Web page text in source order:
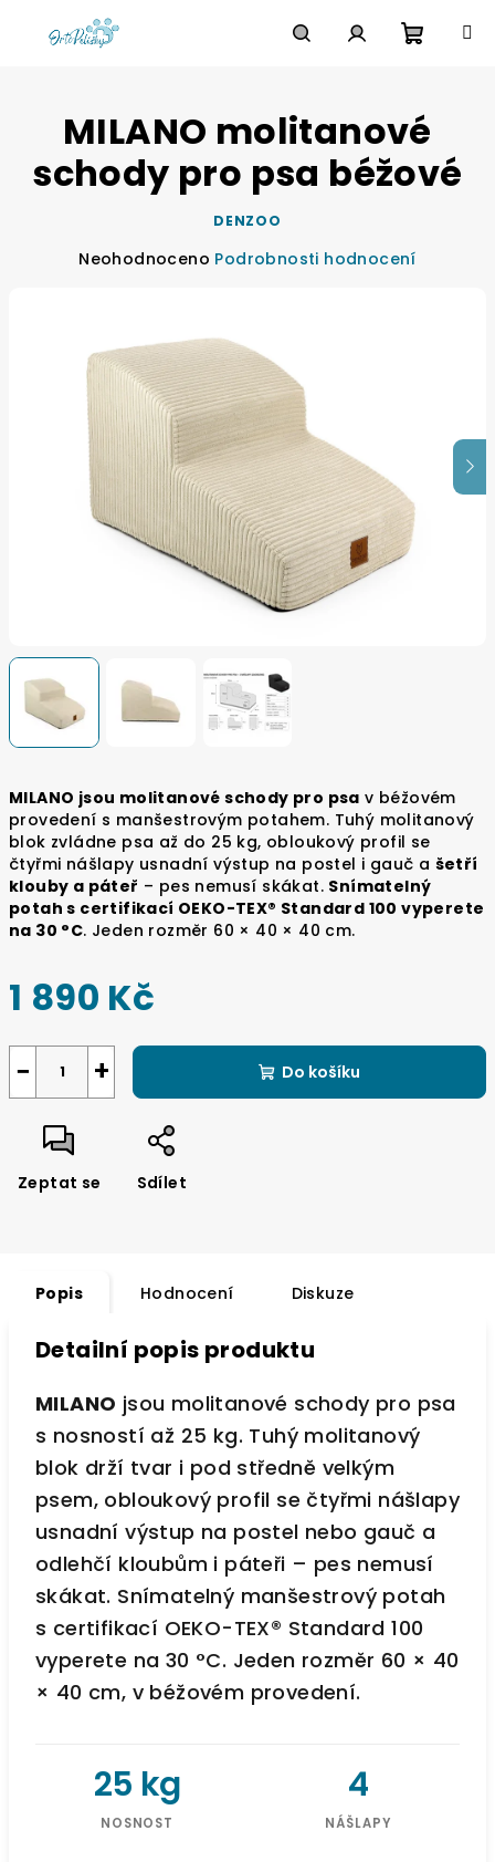
košík
MILANO jsou molitanové schody pro psa v béžovém
provedení s manšestrovým potahem. Tuhý molitanový
blok zvládne psa až do 25 kg, obloukový profil se
čtyřmi nášlapy usnadní výstup na postel i gauč a šetří
klouby a páteř – pes nemusí skákat. Snímatelný
potah s certifikací OEKO-TEX® Standard 100 vyperete
na 30 °C. Jeden rozměr 60 × 40 × 40 cm.
1 890 Kč
+
− Do košíku
Zeptat se Sdílet
MILANO molitanové
schody pro psa béžové
DENZOO
Průměrné
0,0
hvězdiček.
Neohodnoceno Podrobnosti hodnocení
Popis Hodnocení Diskuze
Detailní popis produktu
MILANO jsou molitanové schody pro psa
s nosností až 25 kg. Tuhý molitanový
blok drží tvar i pod středně velkým
psem, obloukový profil se čtyřmi nášlapy
usnadní výstup na postel nebo gauč a
odlehčí kloubům i páteři – pes nemusí
skákat. Snímatelný manšestrový potah
s certifikací OEKO-TEX® Standard 100
vyperete na 30 °C. Jeden rozměr 60 × 40
× 40 cm, v béžovém provedení.
25 kg
NOSNOST
4
NÁŠLAPY